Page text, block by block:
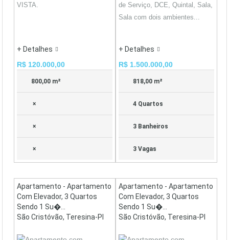
VISTA.
+ Detalhes
R$ 120.000,00
800,00 m²
×
×
×
de Serviço, DCE, Quintal, Sala,
Sala com dois ambientes...
+ Detalhes
R$ 1.500.000,00
818,00 m²
4 Quartos
3 Banheiros
3 Vagas
Apartamento - Apartamento
Com Elevador, 3 Quartos
Sendo 1 Su�...
São Cristóvão, Teresina-PI
Apartamento - Apartamento
Com Elevador, 3 Quartos
Sendo 1 Su�...
São Cristóvão, Teresina-PI